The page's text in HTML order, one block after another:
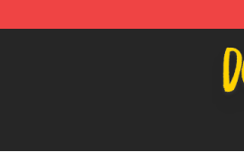
DogDay Store - Official